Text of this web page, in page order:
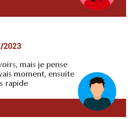
2023
mais je pense
moment, ensuite
rapide